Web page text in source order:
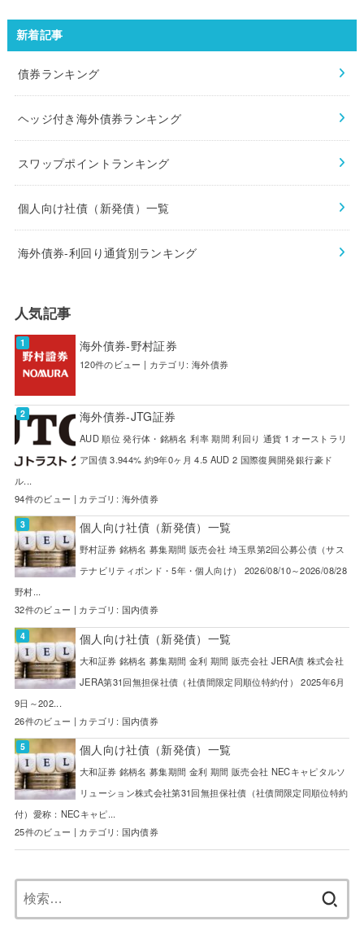
新着記事
債券ランキング
ヘッジ付き海外債券ランキング
スワップポイントランキング
個人向け社債（新発債）一覧
海外債券-利回り通貨別ランキング
人気記事
海外債券-野村証券
120件のビュー | カテゴリ: 海外債券
海外債券-JTG証券
AUD 順位 発行体・銘柄名 利率 期間 利回り 通貨 1 オーストラリ
ア国債 3.944% 約9年0ヶ月 4.5 AUD 2 国際復興開発銀行豪ド
ル...
94件のビュー | カテゴリ: 海外債券
個人向け社債（新発債）一覧
野村証券 銘柄名 募集期間 販売会社 埼玉県第2回公募公債（サス
テナビリティボンド・5年・個人向け） 2026/08/10～2026/08/28
野村...
32件のビュー | カテゴリ: 国内債券
個人向け社債（新発債）一覧
大和証券 銘柄名 募集期間 金利 期間 販売会社 JERA債 株式会社
JERA第31回無担保社債（社債間限定同順位特約付） 2025年6月
9日～202...
26件のビュー | カテゴリ: 国内債券
個人向け社債（新発債）一覧
大和証券 銘柄名 募集期間 金利 期間 販売会社 NECキャピタルソ
リューション株式会社第31回無担保社債（社債間限定同順位特約
付）愛称：NECキャピ...
25件のビュー | カテゴリ: 国内債券